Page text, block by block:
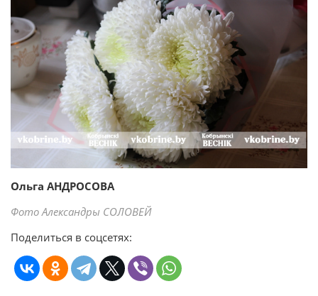
Ольга АНДРОСОВА
Фото Александры СОЛОВЕЙ
Поделиться в соцсетях: